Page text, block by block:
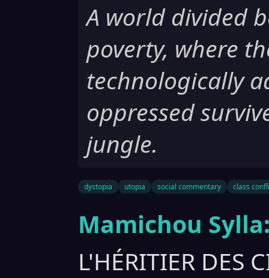
A world divided
poverty, where
technologically
oppressed
jungle.
dystopia utopia social commentary class
Mamichou
L'HÉRITIER DES